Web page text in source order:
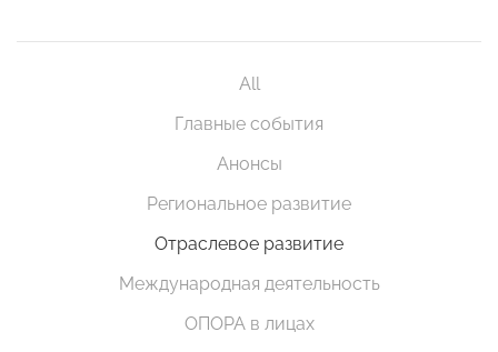
All
Главные события
Анонсы
Региональное развитие
Отраслевое развитие
Международная деятельность
ОПОРА в лицах